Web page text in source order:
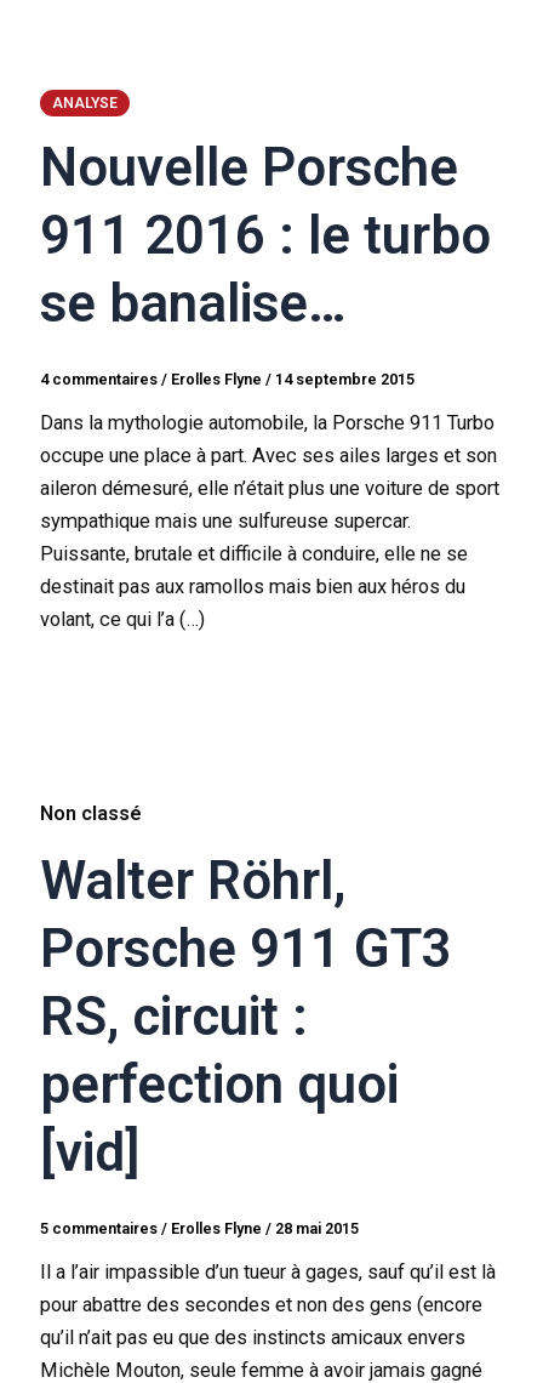
ANALYSE
Nouvelle Porsche
911 2016 : le turbo
se banalise…
4 commentaires / Erolles Flyne/ 14 septembre 2015
Dans la mythologie automobile, la Porsche 911 Turbo
occupe une place à part. Avec ses ailes larges et son
aileron démesuré, elle n’était plus une voiture de sport
sympathique mais une sulfureuse supercar.
Puissante, brutale et difficile à conduire, elle ne se
destinait pas aux ramollos mais bien aux héros du
volant, ce qui l’a (…)
Non classé
Walter Röhrl,
Porsche 911 GT3
RS, circuit :
perfection quoi
[vid]
5 commentaires / Erolles Flyne/ 28 mai 2015
Il a l’air impassible d’un tueur à gages, sauf qu’il est là
pour abattre des secondes et non des gens (encore
qu’il n’ait pas eu que des instincts amicaux envers
Michèle Mouton, seule femme à avoir jamais gagné